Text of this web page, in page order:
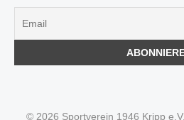
© 2026 Sportverein 1946 Kripp e.V.